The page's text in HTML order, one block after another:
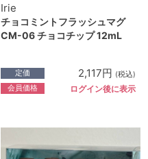
Irie
チョコミントフラッシュマグ
CM-06 チョコチップ 12mL
定価 2,117円 (税込)
会員価格 ログイン後に表示